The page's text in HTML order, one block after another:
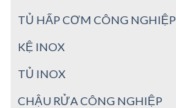
TỦ HẤP CƠM CÔNG NGHIỆP
KỆ INOX
TỦ INOX
CHẬU RỬA CÔNG NGHIỆP